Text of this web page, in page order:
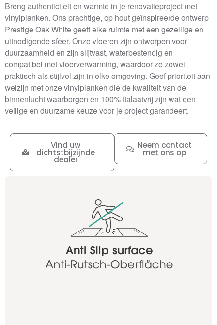
Breng authenticiteit en warmte in je renovatieproject met
vinylplanken. Ons prachtige, op hout geïnspireerde ontwerp
Prestige Oak White geeft elke ruimte met een gezellige en
uitnodigende sfeer. Onze vloeren zijn ontworpen voor
duurzaamheid en zijn slijtvast, waterbestendig en
compatibel met vloerverwarming, waardoor ze zowel
praktisch als stijlvol zijn in elke omgeving. Geef prioriteit aan
welzijn met onze vinylplanken die de kwaliteit van de
binnenlucht waarborgen en 100% ftalaatvrij zijn wat een
veilige en duurzame keuze voor je project garandeert.
Neem contact
met ons op
Vind uw
dichtstbijzijnde
dealer